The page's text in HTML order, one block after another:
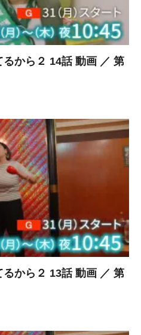
から２ 14話 動画 ／ 第
から２ 13話 動画 ／ 第